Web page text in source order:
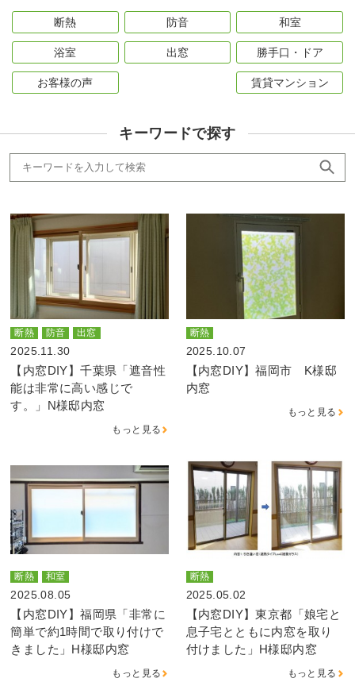
断熱 防音 和室
浴室 出窓 勝手口・ドア
お客様の声 賃貸マンション
キーワードで探す
断熱 防音 出窓
2025.11.30
【内窓DIY】千葉県「遮音性
能は非常に高い感じで
す。」N様邸内窓
もっと見る
断熱
2025.10.07
【内窓DIY】福岡市 K様邸
内窓
もっと見る
断熱 和室
2025.08.05
【内窓DIY】福岡県「非常に
簡単で約1時間で取り付けで
きました」H様邸内窓
もっと見る
断熱
2025.05.02
【内窓DIY】東京都「娘宅と
息子宅とともに内窓を取り
付けました」H様邸内窓
もっと見る